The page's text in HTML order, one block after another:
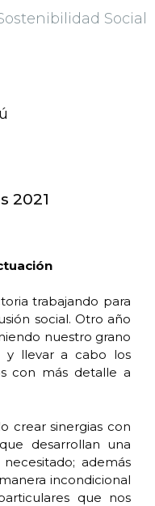
2021
trabajando para
social. Otro año
nuestro grano
y llevar a cabo los
con más detalle a
crear sinergias con
desarrollan una
además
incondicional
que nos